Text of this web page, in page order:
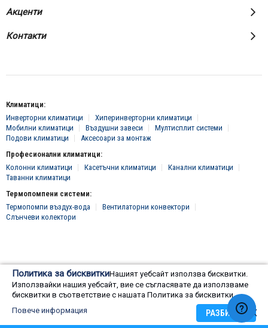
Политика за бисквиткиНашият уебсайт използва бисквитки.
Използвайки нашия уебсайт, вие се съгласявате да използваме
бисквитки в съответствие с нашата Политика за бисквитки.
Повече информация
РАЗБИРАМ
Акценти
Контакти
Климатици:
Инверторни климатици
Хиперинверторни климатици
Мобилни климатици
Въздушни завеси
Мултисплит системи
Подови климатици
Аксесоари за монтаж
Професионални климатици:
Колонни климатици
Касетъчни климатици
Канални климатици
Таванни климатици
Термопомпени системи:
Термопомпи въздух-вода
Вентилаторни конвектори
Слънчеви колектори
© 2016 - 2024 Всички права запазени, "Клима Инженеринг 2016" ЕООД
Онлайн магазин от